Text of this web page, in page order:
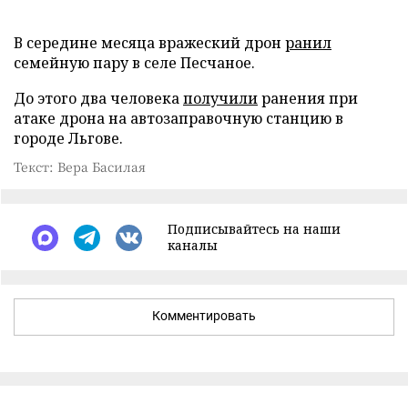
В середине месяца вражеский дрон ранил
семейную пару в селе Песчаное.
До этого два человекаполучилиранения при
атаке дрона на автозаправочную станцию в
городе Льгове.
Текст: Вера Басилая
Подписывайтесь на наши
каналы
Комментировать